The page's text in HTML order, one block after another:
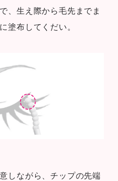
、生え際から毛先までま
塗布してくだい。
しながら、チップの先端